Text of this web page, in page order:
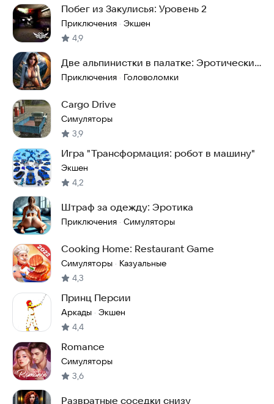
Побег из Закулисья: Уровень 2
Приключения · Экшен
4,9
Две альпинистки в палатке: Эротический
поход
Приключения · Головоломки
Cargo Drive
Симуляторы
3,9
Игра "Трансформация: робот в машину"
Экшен
4,2
Штраф за одежду: Эротика
Приключения · Симуляторы
Cooking Home: Restaurant Game
Симуляторы · Казуальные
4,3
Принц Персии
Аркады · Экшен
4,4
Romance
Симуляторы
3,6
Развратные соседки снизу